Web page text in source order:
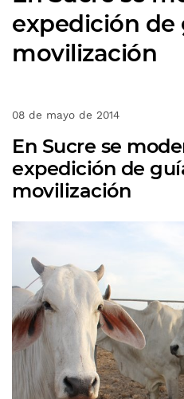
expedición de
movilización
08 de mayo de 2014
En Sucre se
expedición de
movilización